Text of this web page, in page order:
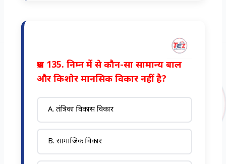
प्रश्न 135. निम्न में से कौन-सा सामान्य बाल
और किशोर मानसिक विकार नहीं है?
A. तंत्रिका विकास विकार
B. सामाजिक विकार